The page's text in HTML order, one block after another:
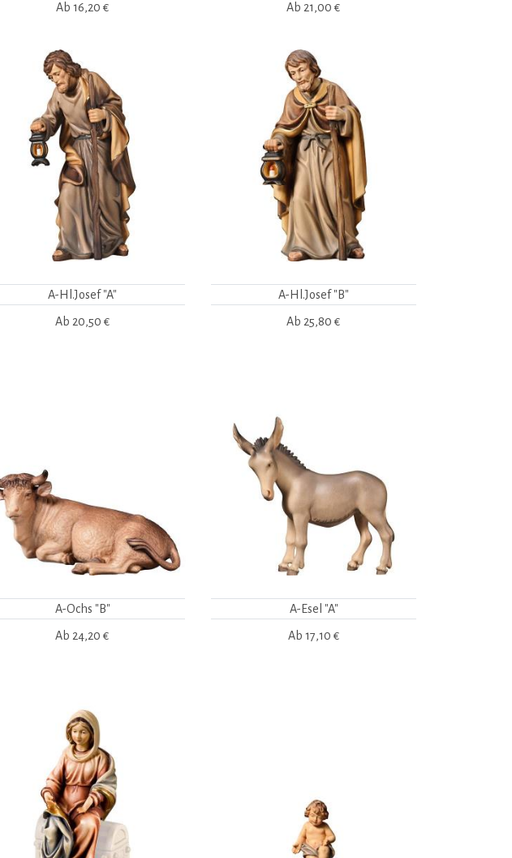
Ab 16,20 € Ab 21,00 €
A-Hl.Josef "A"
Ab 20,50 €
A-Hl.Josef "B"
Ab 25,80 €
A-Ochs "B"
Ab 24,20 €
A-Esel "A"
Ab 17,10 €